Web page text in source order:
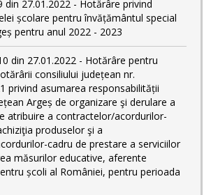
din 27.01.2022 - Hotărâre privind
școlare pentru învățământul special
pentru anul 2022 - 2023
din 27.01.2022 - Hotărâre pentru
consiliului județean nr.
privind asumarea responsabilității
Argeș de organizare şi derulare a
atribuire a contractelor/acordurilor-
produselor şi a
cadru de prestare a serviciilor
măsurilor educative, aferente
școli al României, pentru perioada